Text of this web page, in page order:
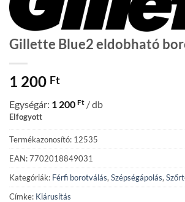
Gillette Blue2 eldobható
1 200 Ft
Egységár: 1 200 Ft / db
Elfogyott
Termékazonosító: 12535
EAN: 7702018849031
Kategóriák: Férfi borotválás, Szépségápolás,
Címke: Kiárusítás